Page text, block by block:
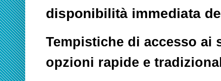
disponibilità immediata
Tempistiche di accesso
opzioni rapide e